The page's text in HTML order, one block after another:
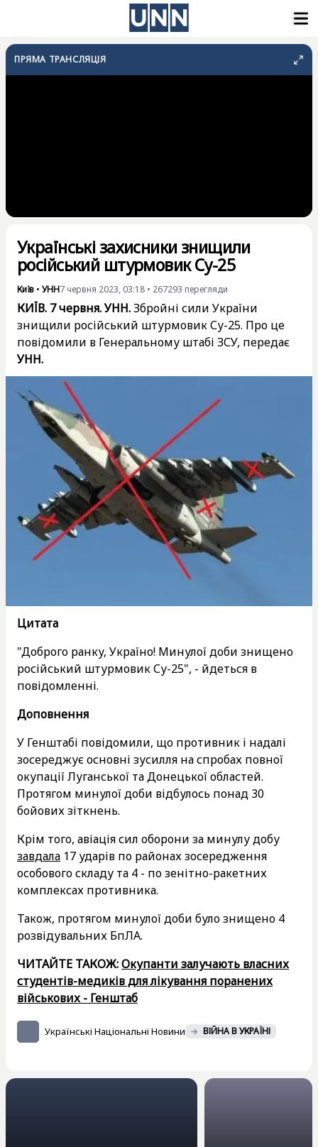
ПРЯМА ТРАНСЛЯЦІЯ
Українські захисники знищили
російський штурмовик Су-25
Київ • УНН7 червня 2023, 03:18 • 267293 перегляди
КИЇВ. 7 червня. УНН.Збройні сили України
знищили російський штурмовик Су-25. Про це
повідомили в Генеральному штабі ЗСУ, передає
УНН.
Цитата
"Доброго ранку, Україно! Минулої доби знищено
російський штурмовик Су-25", - йдеться в
повідомленні.
Доповнення
У Генштабі повідомили, що противник і надалі
зосереджує основні зусилля на спробах повної
окупації Луганської та Донецької областей.
Протягом минулої доби відбулось понад 30
бойових зіткнень.
Крім того, авіація сил оборони за минулу добу
завдала 17 ударів по районах зосередження
особового складу та 4 - по зенітно-ракетних
комплексах противника.
Також, протягом минулої доби було знищено 4
розвідувальних БпЛА.
ЧИТАЙТЕ ТАКОЖ:Окупанти залучають власних
студентів-медиків для лікування поранених
військових - Генштаб
Українські Національні Новини ВІЙНА В УКРАЇНІ